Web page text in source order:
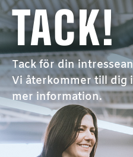
TACK!
Tack för din
Vi återkommer till dig
mer information.